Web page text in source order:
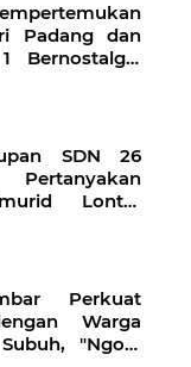
Padang dan
Bernostalgia
Tahun
SDN 26
Lontar
Logika
Perkuat
Warga
"Ngopi